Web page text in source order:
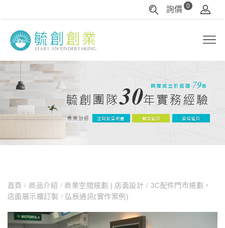
詢價 0
首頁/ 商品介紹 /商業空間規劃 | 店面設計 / 3C配件門市規劃，
店面展示櫃訂製 / 弘辰通訊(實作案例)